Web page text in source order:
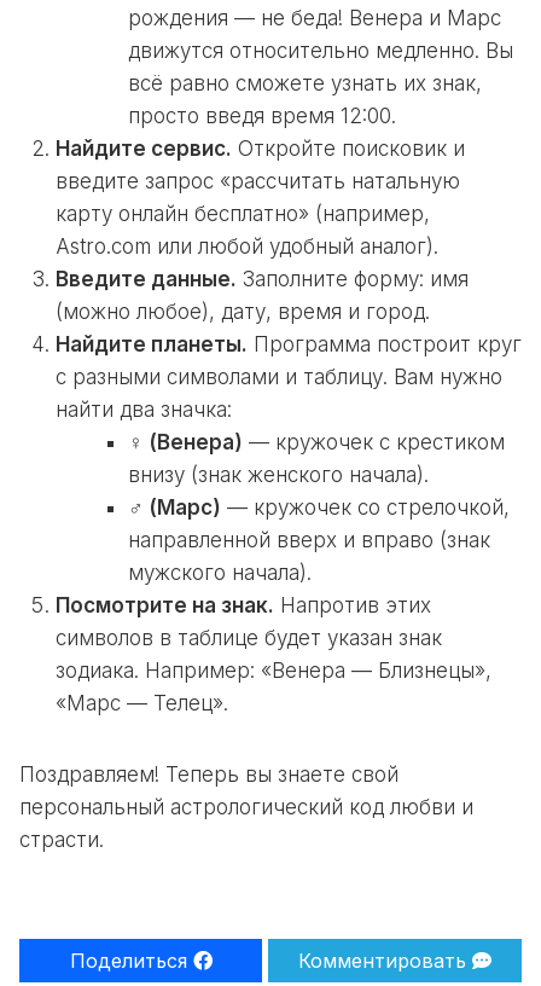
рождения — не беда! Венера и Марс
движутся относительно медленно. Вы
всё равно сможете узнать их знак,
просто введя время 12:00.
Найдите сервис. Откройте поисковик и
введите запрос «рассчитать натальную
карту онлайн бесплатно» (например,
Astro.com или любой удобный аналог).
Введите данные. Заполните форму: имя
(можно любое), дату, время и город.
Найдите планеты. Программа построит круг
с разными символами и таблицу. Вам нужно
найти два значка:
♀ (Венера) — кружочек с крестиком
внизу (знак женского начала).
♂ (Марс) — кружочек со стрелочкой,
направленной вверх и вправо (знак
мужского начала).
Посмотрите на знак. Напротив этих
символов в таблице будет указан знак
зодиака. Например: «Венера — Близнецы»,
«Марс — Телец».
Поздравляем! Теперь вы знаете свой
персональный астрологический код любви и
страсти.
Поделиться Комментировать